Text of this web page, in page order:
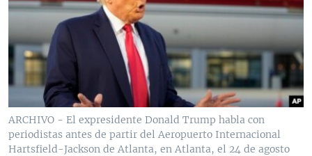
VENEZUELA
BRASIL
NICARAGUA
ECONOMÍA
ENTRETENIMIENTO Y CULTURA
TECNOLOGÍA
DEPORTES
MULTIMEDIA
VIDEOS
FOTOGRAFÍA
AUDIOS
PROGRAMAS TV
EL MUNDO AL DÍA
FORO INTERAMERICANO
LAS CLAVES
RADIO
AVANCE INFORMATIVO
BUENOS DÍAS AMÉRICA
DIRECT
Learning English
ARCHIVO - El expresidente Donald Trump habla con
periodistas antes de partir del Aeropuerto Internacional
Hartsfield-Jackson de Atlanta, en Atlanta, el 24 de agosto